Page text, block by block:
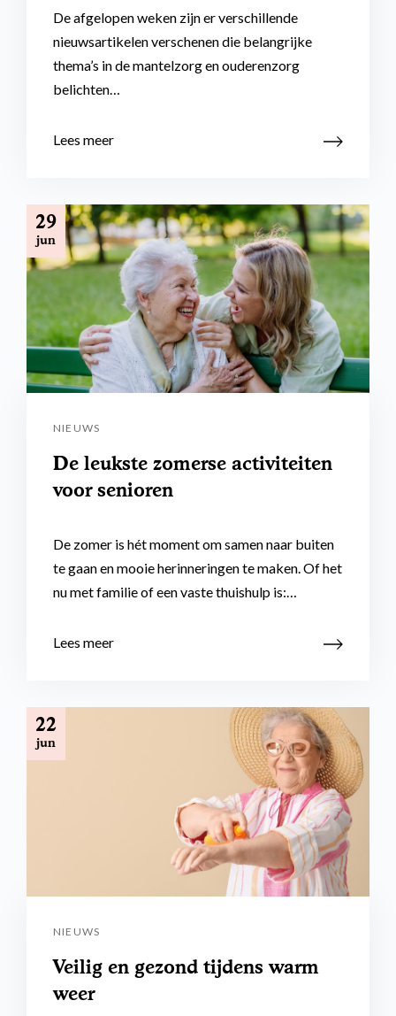
De afgelopen weken zijn er verschillende
nieuwsartikelen verschenen die belangrijke
thema’s in de mantelzorg en ouderenzorg
belichten…
Lees meer
29
jun
NIEUWS
De leukste zomerse activiteiten
voor senioren
De zomer is hét moment om samen naar buiten
te gaan en mooie herinneringen te maken. Of het
nu met familie of een vaste thuishulp is:…
Lees meer
22
jun
NIEUWS
Veilig en gezond tijdens warm
weer